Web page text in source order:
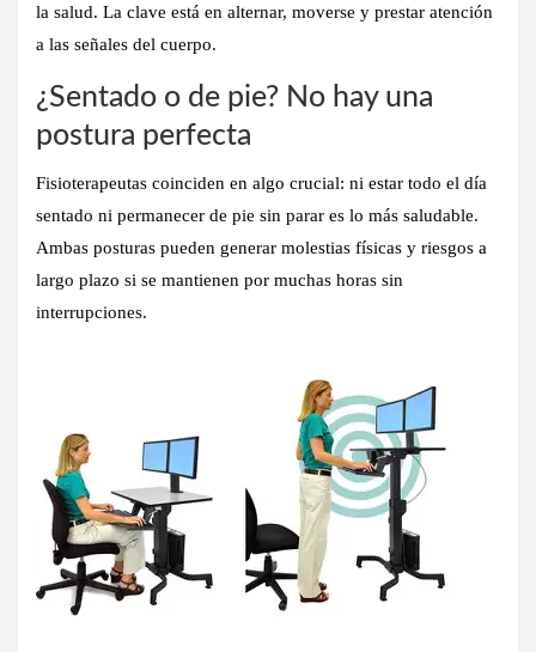
la salud. La clave está en alternar, moverse y prestar atención
a las señales del cuerpo.
¿Sentado o de pie? No hay una
postura perfecta
Fisioterapeutas coinciden en algo crucial: ni estar todo el día
sentado ni permanecer de pie sin parar es lo más saludable.
Ambas posturas pueden generar molestias físicas y riesgos a
largo plazo si se mantienen por muchas horas sin
interrupciones.